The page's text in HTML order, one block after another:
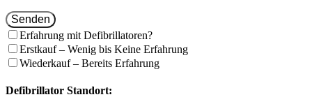
Senden
Erfahrung mit Defibrillatoren?
Erstkauf – Wenig bis Keine Erfahrung
Wiederkauf – Bereits Erfahrung
Defibrillator Standort: